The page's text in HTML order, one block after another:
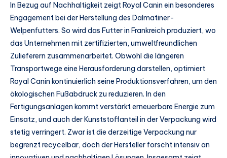
In Bezug auf Nachhaltigkeit zeigt Royal Canin ein besonderes
Engagement bei der Herstellung des Dalmatiner-
Welpenfutters. So wird das Futter in Frankreich produziert, wo
das Unternehmen mit zertifizierten, umweltfreundlichen
Zulieferern zusammenarbeitet. Obwohl die längeren
Transportwege eine Herausforderung darstellen, optimiert
Royal Canin kontinuierlich seine Produktionsverfahren, um den
ökologischen Fußabdruck zu reduzieren. In den
Fertigungsanlagen kommt verstärkt erneuerbare Energie zum
Einsatz, und auch der Kunststoffanteil in der Verpackung wird
stetig verringert. Zwar ist die derzeitige Verpackung nur
begrenzt recycelbar, doch der Hersteller forscht intensiv an